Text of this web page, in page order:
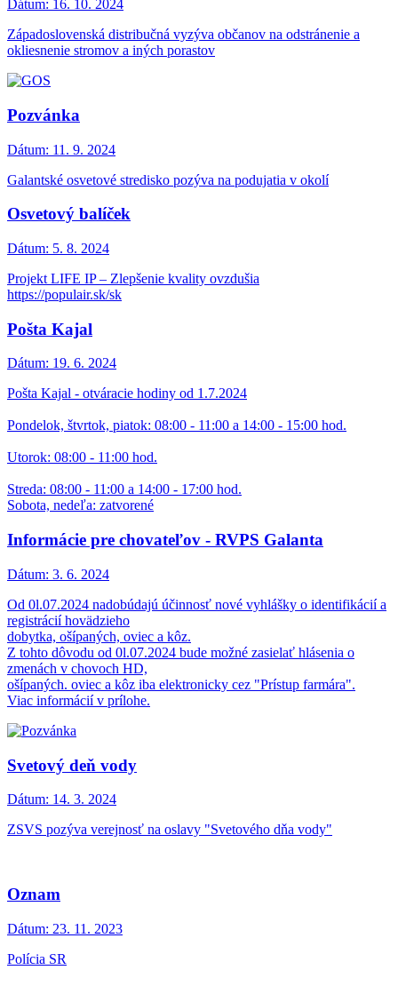
Dátum: 16. 10. 2024
Západoslovenská distribučná vyzýva občanov na odstránenie a
okliesnenie stromov a iných porastov
Pozvánka
Dátum: 11. 9. 2024
Galantské osvetové stredisko pozýva na podujatia v okolí
Osvetový balíček
Dátum: 5. 8. 2024
Projekt LIFE IP – Zlepšenie kvality ovzdušia
https://populair.sk/sk
Pošta Kajal
Dátum: 19. 6. 2024
Pošta Kajal - otváracie hodiny od 1.7.2024
Pondelok, štvrtok, piatok: 08:00 - 11:00 a 14:00 - 15:00 hod.
Utorok: 08:00 - 11:00 hod.
Streda: 08:00 - 11:00 a 14:00 - 17:00 hod.
Sobota, nedeľa: zatvorené
Informácie pre chovateľov - RVPS Galanta
Dátum: 3. 6. 2024
Od 0l.07.2024 nadobúdajú účinnosť nové vyhlášky o identifikácií a
registrácií hovädzieho
dobytka, ošípaných, oviec a kôz.
Z tohto dôvodu od 0l.07.2024 bude možné zasielať hlásenia o
zmenách v chovoch HD,
ošípaných. oviec a kôz iba elektronicky cez "Prístup farmára".
Viac informácií v prílohe.
Svetový deň vody
Dátum: 14. 3. 2024
ZSVS pozýva verejnosť na oslavy "Svetového dňa vody"
Oznam
Dátum: 23. 11. 2023
Polícia SR